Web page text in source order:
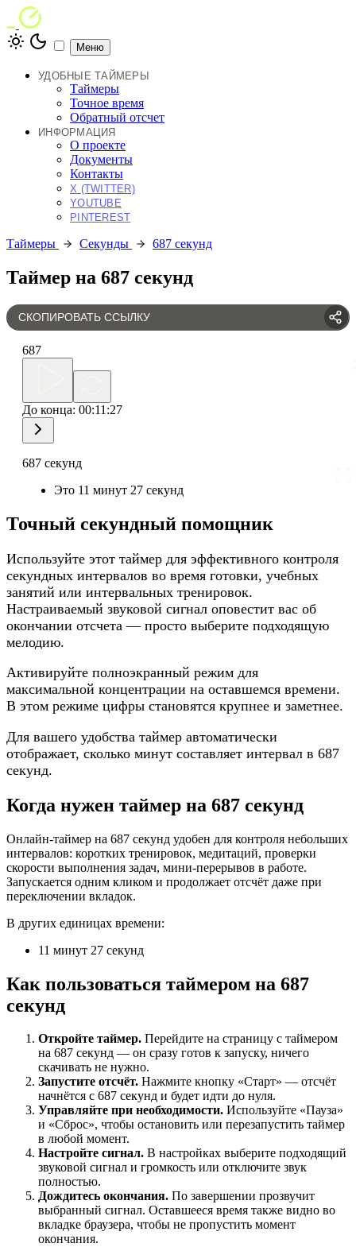
Меню
УДОБНЫЕ ТАЙМЕРЫ
Таймеры
Точное время
Обратный отсчет
ИНФОРМАЦИЯ
О проекте
Документы
Контакты
X (TWITTER)
YOUTUBE
PINTEREST
Таймеры Секунды 687 секунд
Таймер на 687 секунд
СКОПИРОВАТЬ ССЫЛКУ
687
До конца: 00:11:27
687 секунд
Это 11 минут 27 секунд
Точный секундный помощник
Используйте этот таймер для эффективного контроля
секундных интервалов во время готовки, учебных
занятий или интервальных тренировок.
Настраиваемый звуковой сигнал оповестит вас об
окончании отсчета — просто выберите подходящую
мелодию.
Активируйте полноэкранный режим для
максимальной концентрации на оставшемся времени.
В этом режиме цифры становятся крупнее и заметнее.
Для вашего удобства таймер автоматически
отображает, сколько минут составляет интервал в 687
секунд.
Когда нужен таймер на 687 секунд
Онлайн-таймер на 687 секунд удобен для контроля небольших
интервалов: коротких тренировок, медитаций, проверки
скорости выполнения задач, мини-перерывов в работе.
Запускается одним кликом и продолжает отсчёт даже при
переключении вкладок.
В других единицах времени:
11 минут 27 секунд
Как пользоваться таймером на 687
секунд
Откройте таймер. Перейдите на страницу с таймером
на 687 секунд — он сразу готов к запуску, ничего
скачивать не нужно.
Запустите отсчёт. Нажмите кнопку «Старт» — отсчёт
начнётся с 687 секунд и будет идти до нуля.
Управляйте при необходимости. Используйте «Пауза»
и «Сброс», чтобы остановить или перезапустить таймер
в любой момент.
Настройте сигнал. В настройках выберите подходящий
звуковой сигнал и громкость или отключите звук
полностью.
Дождитесь окончания. По завершении прозвучит
выбранный сигнал. Оставшееся время также видно во
вкладке браузера, чтобы не пропустить момент
окончания.